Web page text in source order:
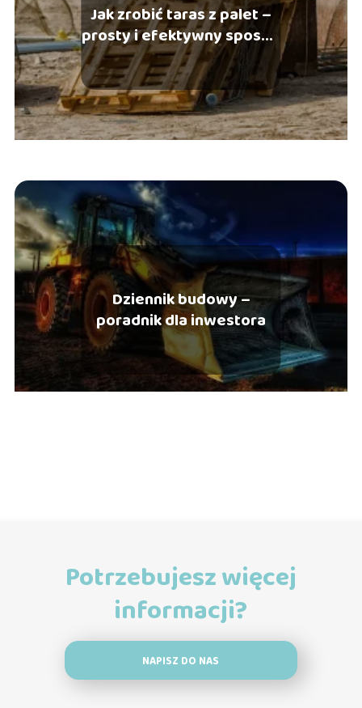
Jak zrobić taras z palet –
prosty i efektywny sposób
na tani taras z palet
Dziennik budowy –
poradnik dla inwestora
Potrzebujesz więcej
informacji?
NAPISZ DO NAS